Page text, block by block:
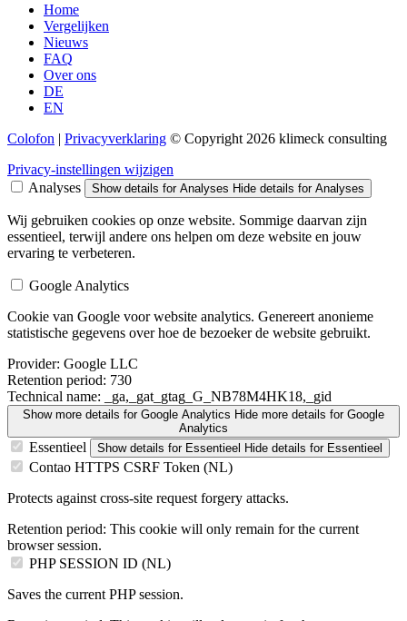
Home
Vergelijken
Nieuws
FAQ
Over ons
DE
EN
Colofon | Privacyverklaring © Copyright 2026 klimeck consulting
Privacy-instellingen wijzigen
Analyses
Show details for Analyses Hide details for Analyses
Wij gebruiken cookies op onze website. Sommige daarvan zijn
essentieel, terwijl andere ons helpen om deze website en jouw
ervaring te verbeteren.
Google Analytics
Cookie van Google voor website analytics. Genereert anonieme
statistische gegevens over hoe de bezoeker de website gebruikt.
Provider: Google LLC
Retention period: 730
Technical name: _ga,_gat_gtag_G_NB78M4HK18,_gid
Show more details for Google Analytics Hide more details for Google
Analytics
Essentieel Show details for Essentieel Hide details for Essentieel
Contao HTTPS CSRF Token (NL)
Protects against cross-site request forgery attacks.
Retention period: This cookie will only remain for the current
browser session.
PHP SESSION ID (NL)
Saves the current PHP session.